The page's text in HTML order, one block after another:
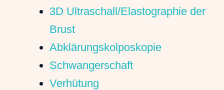
3D Ultraschall/Elastographie der
Brust
Abklärungskolposkopie
Schwangerschaft
Verhütung